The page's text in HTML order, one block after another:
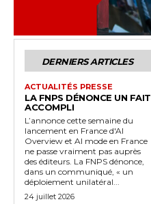
DERNIERS ARTICLES
ACTUALITÉS PRESSE
LA FNPS DÉNONCE UN FAIT
ACCOMPLI
L’annonce cette semaine du
lancement en France d'AI
Overview et AI mode en France
ne passe vraiment pas auprès
des éditeurs. La FNPS dénonce,
dans un communiqué, « un
déploiement unilatéral...
24 juillet 2026